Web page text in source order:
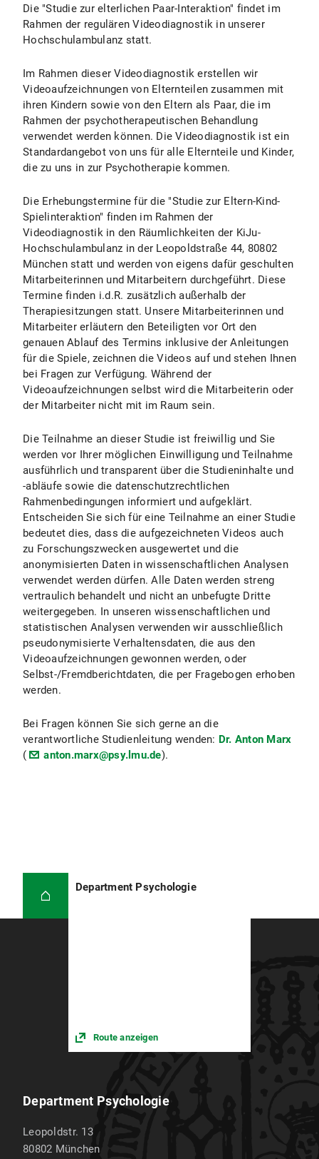
Die "Studie zur elterlichen Paar-Interaktion" findet im
Rahmen der regulären Videodiagnostik in unserer
Hochschulambulanz statt.
Im Rahmen dieser Videodiagnostik erstellen wir
Videoaufzeichnungen von Elternteilen zusammen mit
ihren Kindern sowie von den Eltern als Paar, die im
Rahmen der psychotherapeutischen Behandlung
verwendet werden können. Die Videodiagnostik ist ein
Standardangebot von uns für alle Elternteile und Kinder,
die zu uns in zur Psychotherapie kommen.
Die Erhebungstermine für die "Studie zur Eltern-Kind-
Spielinteraktion" finden im Rahmen der
Videodiagnostik in den Räumlichkeiten der KiJu-
Hochschulambulanz in der Leopoldstraße 44, 80802
München statt und werden von eigens dafür geschulten
Mitarbeiterinnen und Mitarbeitern durchgeführt. Diese
Termine finden i.d.R. zusätzlich außerhalb der
Therapiesitzungen statt. Unsere Mitarbeiterinnen und
Mitarbeiter erläutern den Beteiligten vor Ort den
genauen Ablauf des Termins inklusive der Anleitungen
für die Spiele, zeichnen die Videos auf und stehen Ihnen
bei Fragen zur Verfügung. Während der
Videoaufzeichnungen selbst wird die Mitarbeiterin oder
der Mitarbeiter nicht mit im Raum sein.
Die Teilnahme an dieser Studie ist freiwillig und Sie
werden vor Ihrer möglichen Einwilligung und Teilnahme
ausführlich und transparent über die Studieninhalte und
-abläufe sowie die datenschutzrechtlichen
Rahmenbedingungen informiert und aufgeklärt.
Entscheiden Sie sich für eine Teilnahme an einer Studie
bedeutet dies, dass die aufgezeichneten Videos auch
zu Forschungszwecken ausgewertet und die
anonymisierten Daten in wissenschaftlichen Analysen
verwendet werden dürfen. Alle Daten werden streng
vertraulich behandelt und nicht an unbefugte Dritte
weitergegeben. In unseren wissenschaftlichen und
statistischen Analysen verwenden wir ausschließlich
pseudonymisierte Verhaltensdaten, die aus den
Videoaufzeichnungen gewonnen werden, oder
Selbst-/Fremdberichtdaten, die per Fragebogen erhoben
werden.
Bei Fragen können Sie sich gerne an die
verantwortliche Studienleitung wenden: Dr. Anton Marx
(
anton.marx@psy.lmu.de).
Department Psychologie
Route anzeigen
Department Psychologie
Leopoldstr. 13
80802 München